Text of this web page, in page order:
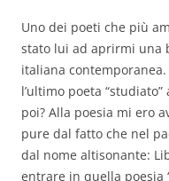
Uno dei poeti che più
stato lui ad aprirmi una
italiana
l’ultimo poeta
poi? Alla poesia mi ero
pure dal fatto che nel
dal nome altisonante:
entrare in quella poesia